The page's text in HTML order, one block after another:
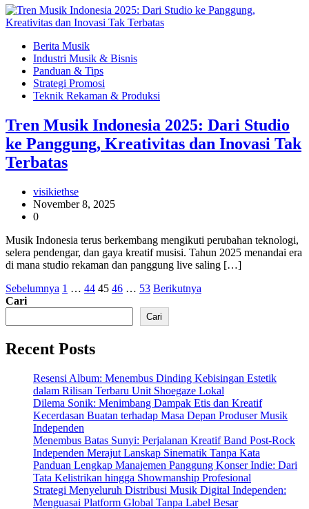
Berita Musik
Industri Musik & Bisnis
Panduan & Tips
Strategi Promosi
Teknik Rekaman & Produksi
Tren Musik Indonesia 2025: Dari Studio
ke Panggung, Kreativitas dan Inovasi Tak
Terbatas
visikiethse
November 8, 2025
0
Musik Indonesia terus berkembang mengikuti perubahan teknologi,
selera pendengar, dan gaya kreatif musisi. Tahun 2025 menandai era
di mana studio rekaman dan panggung live saling […]
Paginasi
pos
Sebelumnya 1 … 44 45 46 … 53 Berikutnya
Cari
Cari
Recent Posts
Resensi Album: Menembus Dinding Kebisingan Estetik
dalam Rilisan Terbaru Unit Shoegaze Lokal
Dilema Sonik: Menimbang Dampak Etis dan Kreatif
Kecerdasan Buatan terhadap Masa Depan Produser Musik
Independen
Menembus Batas Sunyi: Perjalanan Kreatif Band Post-Rock
Independen Merajut Lanskap Sinematik Tanpa Kata
Panduan Lengkap Manajemen Panggung Konser Indie: Dari
Tata Kelistrikan hingga Showmanship Profesional
Strategi Menyeluruh Distribusi Musik Digital Independen:
Menguasai Platform Global Tanpa Label Besar